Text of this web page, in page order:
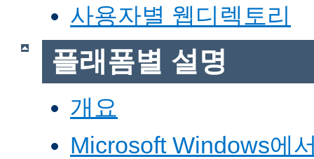
사용자별 웹디렉토리
플래폼별 설명
개요
Microsoft Windows에